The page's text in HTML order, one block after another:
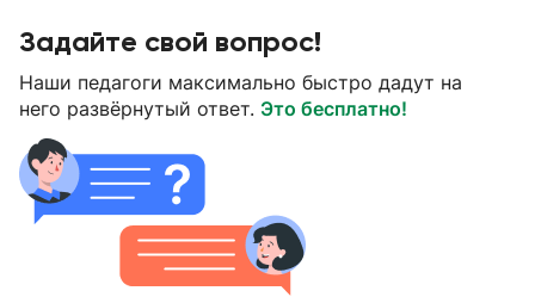
Задайте свой вопрос!
Наши педагоги максимально быстро дадут на
него развёрнутый ответ. Это бесплатно!